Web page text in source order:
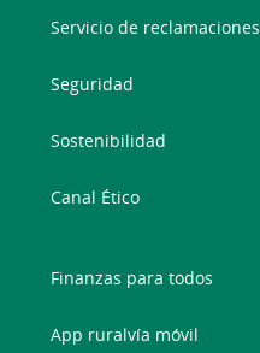
Servicio de reclamaciones
Seguridad
Sostenibilidad
Canal Ético
Finanzas para todos
App ruralvía móvil